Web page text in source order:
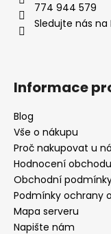
774 944 579
Sledujte nás na
Informace
Blog
Vše o nákupu
Proč nakupovat u
Hodnocení obchodu
Obchodní
Podmínky ochrany
Mapa serveru
Napište nám